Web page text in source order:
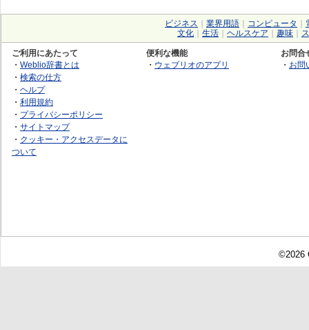
ビジネス 業界用語 コンピュータ
文化
生活 ヘルスケア 趣味
ご利用にあたって
・ Weblio辞書とは
・ 検索の仕方
・ ヘルプ
・ 利用規約
・ プライバシーポリシー
・ サイトマップ
・ クッキー・アクセスデータに
ついて
便利な機能
・ ウェブリオのアプリ
お問合
・ お問
©2026